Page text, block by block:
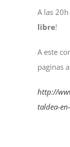
A las
libre!
A este
paginas
http://
taldea-